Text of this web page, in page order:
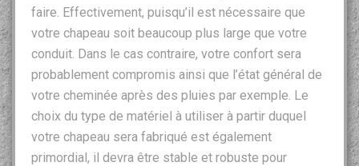
faire. Effectivement, puisqu’il est nécessaire que
votre chapeau soit beaucoup plus large que votre
conduit. Dans le cas contraire, votre confort sera
probablement compromis ainsi que l’état général de
votre cheminée après des pluies par exemple. Le
choix du type de matériel à utiliser à partir duquel
votre chapeau sera fabriqué est également
primordial, il devra être stable et robuste pour